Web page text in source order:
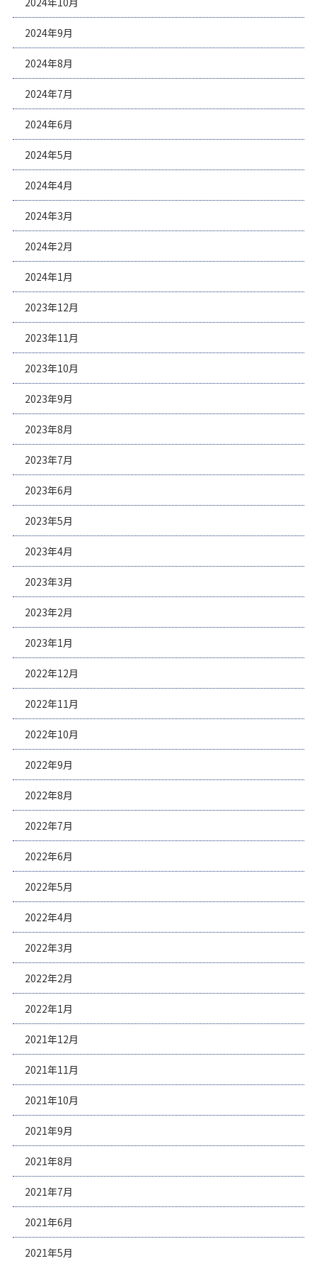
2024年9月
2024年8月
2024年7月
2024年6月
2024年5月
2024年4月
2024年3月
2024年2月
2024年1月
2023年12月
2023年11月
2023年10月
2023年9月
2023年8月
2023年7月
2023年6月
2023年5月
2023年4月
2023年3月
2023年2月
2023年1月
2022年12月
2022年11月
2022年10月
2022年9月
2022年8月
2022年7月
2022年6月
2022年5月
2022年4月
2022年3月
2022年2月
2022年1月
2021年12月
2021年11月
2021年10月
2021年9月
2021年8月
2021年7月
2021年6月
2021年5月